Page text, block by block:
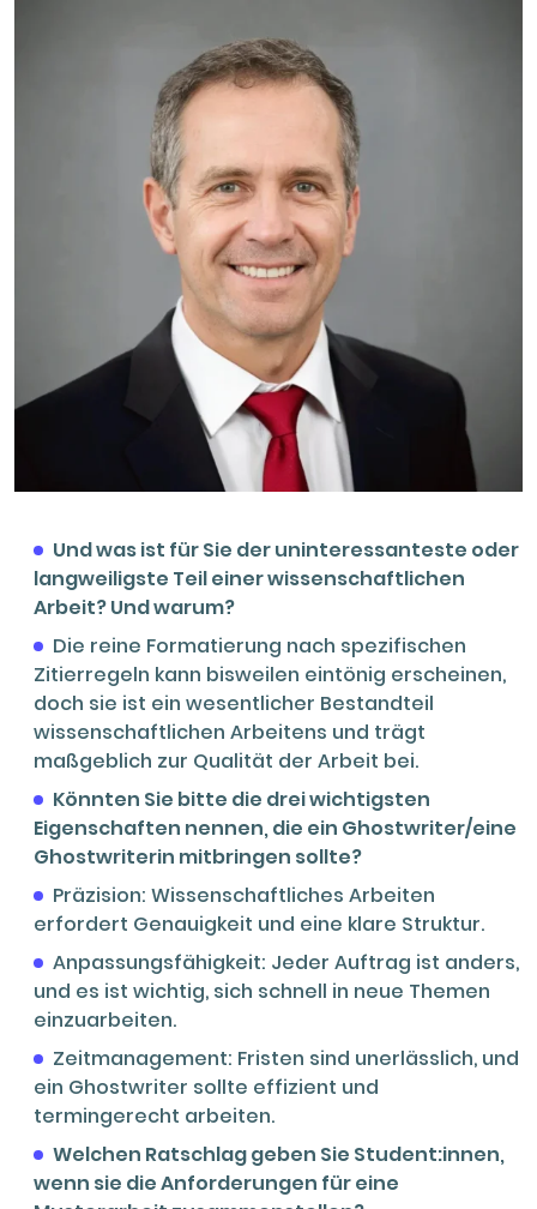
Und was ist für Sie der uninteressanteste oder
langweiligste Teil einer wissenschaftlichen
Arbeit? Und warum?
Die reine Formatierung nach spezifischen
Zitierregeln kann bisweilen eintönig erscheinen,
doch sie ist ein wesentlicher Bestandteil
wissenschaftlichen Arbeitens und trägt
maßgeblich zur Qualität der Arbeit bei.
Könnten Sie bitte die drei wichtigsten
Eigenschaften nennen, die ein Ghostwriter/eine
Ghostwriterin mitbringen sollte?
Präzision: Wissenschaftliches Arbeiten
erfordert Genauigkeit und eine klare Struktur.
Anpassungsfähigkeit: Jeder Auftrag ist anders,
und es ist wichtig, sich schnell in neue Themen
einzuarbeiten.
Zeitmanagement: Fristen sind unerlässlich, und
ein Ghostwriter sollte effizient und
termingerecht arbeiten.
Welchen Ratschlag geben Sie Student:innen,
wenn sie die Anforderungen für eine